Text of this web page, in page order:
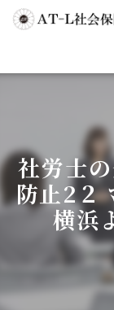
社労士
防止2２
横浜